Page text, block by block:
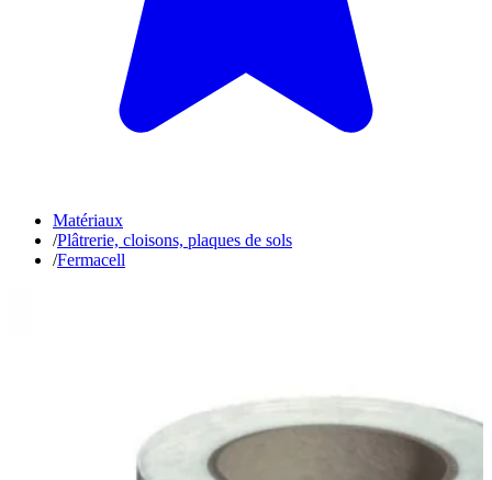
Matériaux
/Plâtrerie, cloisons, plaques de sols
/Fermacell